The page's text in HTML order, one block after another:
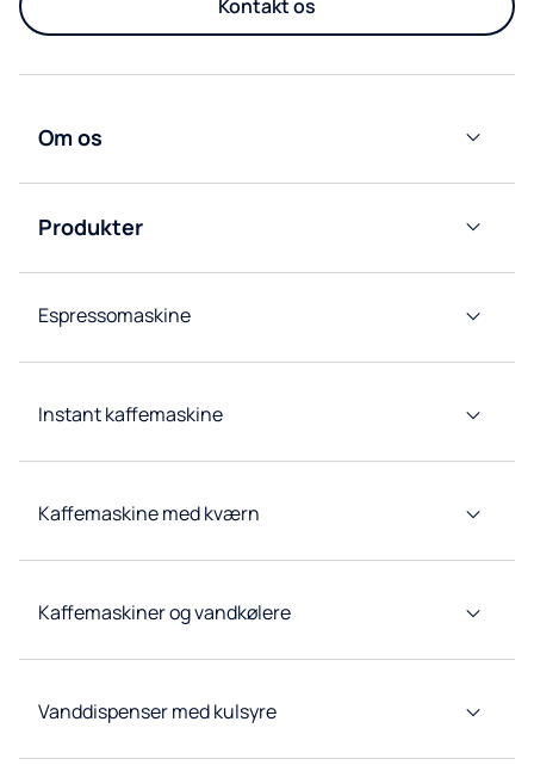
Kontakt os
Om os
Culligan
Group
Afdelinger
Produkter
Vandkølere
Kaffemaskiner
Koncepter
Højkapacitets
og tilbehør
Espressomaskine
Instant kaffemaskine
Kaffemaskine med kværn
Kaffemaskiner og vandkølere
Vanddispenser med kulsyre